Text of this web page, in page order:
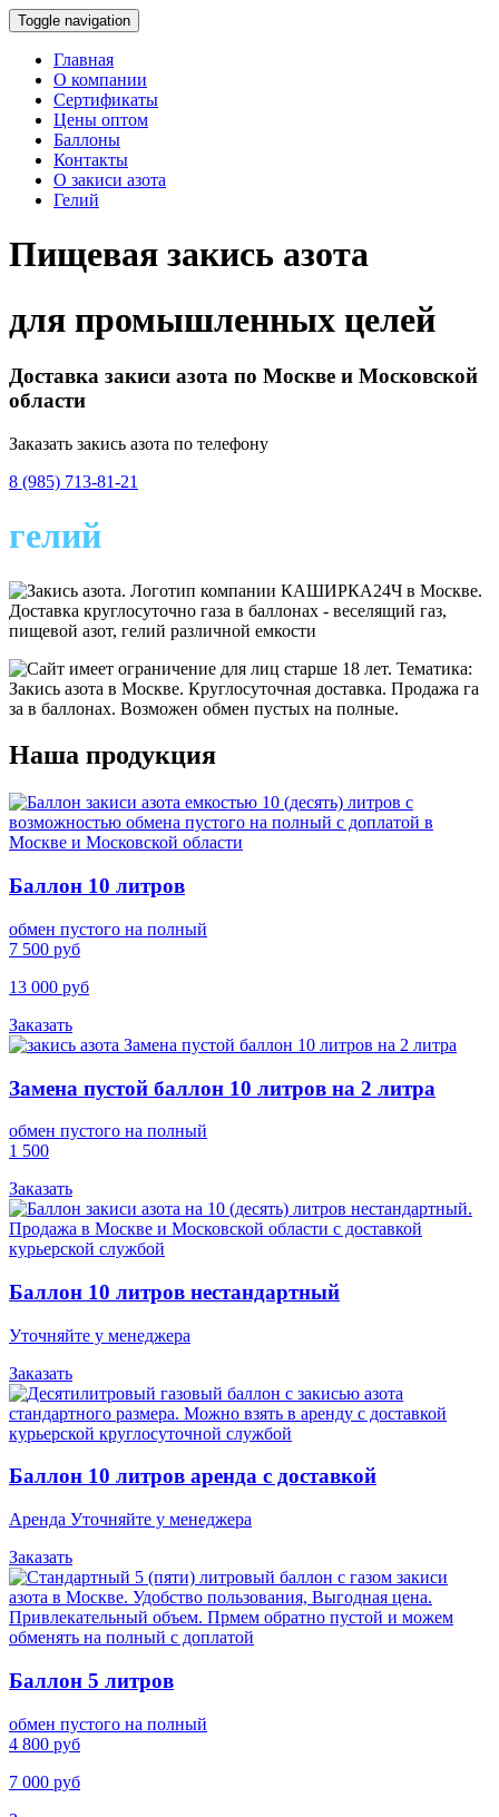
Toggle navigation
Главная
О компании
Сертификаты
Цены оптом
Баллоны
Контакты
О закиси азота
Гелий
Пищевая закись азота
для промышленных целей
Доставка закиси азота по Москве и Московской
области
Заказать закись азота по телефону
8 (985) 713-81-21
гелий
Наша продукция
Баллон 10 литров
обмен пустого на полный
7 500 руб
13 000 руб
Заказать
Замена пустой баллон 10 литров на 2 литра
обмен пустого на полный
1 500
Заказать
Баллон 10 литров нестандартный
Уточняйте у менеджера
Заказать
Баллон 10 литров аренда с доставкой
Аренда Уточняйте у менеджера
Заказать
Баллон 5 литров
обмен пустого на полный
4 800 руб
7 000 руб